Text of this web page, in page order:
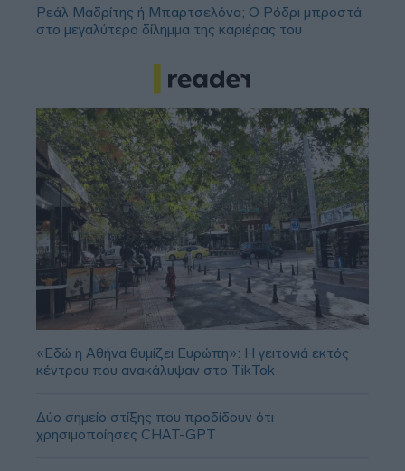
Ρεάλ Μαδρίτης ή Μπαρτσελόνα; Ο Ρόδρι μπροστά
στο μεγαλύτερο δίλημμα της καριέρας του
«Εδώ η Αθήνα θυμίζει Ευρώπη»: H γειτονιά εκτός
κέντρου που ανακάλυψαν στο TikTok
Δύο σημείο στίξης που προδίδουν ότι
χρησιμοποίησες CHAT-GPT